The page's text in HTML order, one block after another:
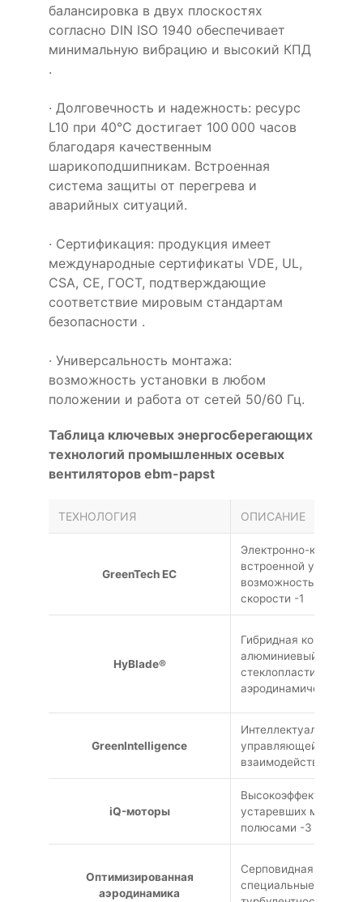
балансировка в двух плоскостях
согласно DIN ISO 1940 обеспечивает
минимальную вибрацию и высокий КПД
.
· Долговечность и надежность: ресурс
L10 при 40°C достигает 100 000 часов
благодаря качественным
шарикоподшипникам. Встроенная
система защиты от перегрева и
аварийных ситуаций.
· Сертификация: продукция имеет
международные сертификаты VDE, UL,
CSA, CE, ГОСТ, подтверждающие
соответствие мировым стандартам
безопасности .
· Универсальность монтажа:
возможность установки в любом
положении и работа от сетей 50/60 Гц.
Таблица ключевых энергосберегающих
технологий промышленных осевых
вентиляторов ebm-papst
ТЕХНОЛОГИЯ ОПИСАНИЕ
GreenTech EC
Электронно-
встроенной
возможностью
скорости -1
HyBlade®
Гибридная
алюминиевый каркас
стеклопластика с
аэродинамической
GreenIntelligence
Интеллектуальная
управляющей
взаимодействия -2
iQ-моторы
Высокоэффективные
устаревших моторов
полюсами -3
Оптимизированная
аэродинамика
Серповидная форма
специальные